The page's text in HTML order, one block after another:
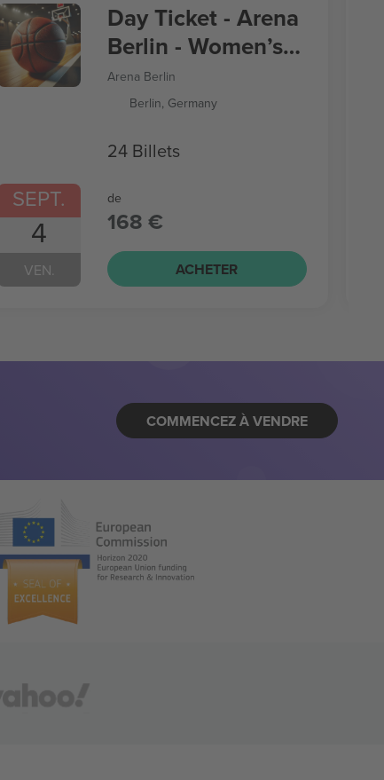
SEPT.
4
VEN.
Day Ticket - Arena
Berlin - Women’s
Basketball World
Cup
Arena Berlin
Berlin, Germany
24 Billets
de
168 €
ACHETER
COMMENCEZ À VENDRE